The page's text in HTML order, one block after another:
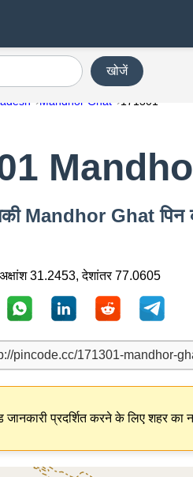
खोजें
Mandhor Ghat 171301
Mandhor Ghat पिन
अक्षांश 31.2453, देशांतर 77.0605
जानकारी प्रदर्शित करने के लिए शहर का